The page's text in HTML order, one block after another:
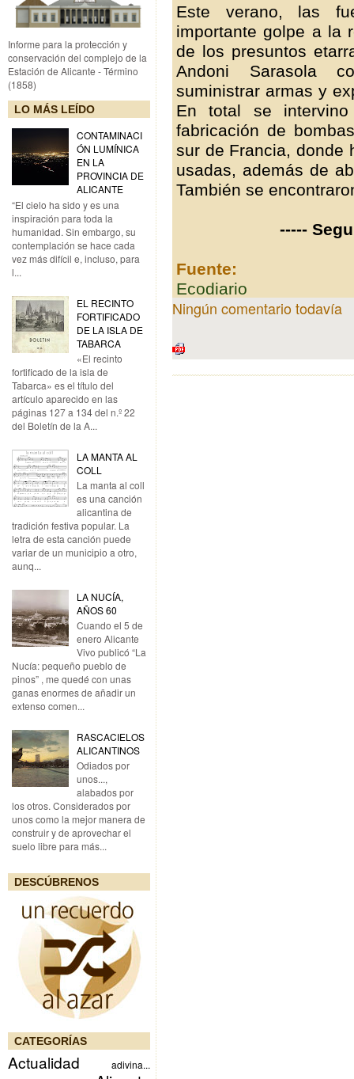
Informe para la protección y
conservación del complejo de la
Estación de Alicante - Término
(1858)
LO MÁS LEÍDO
CONTAMINACI
ÓN LUMÍNICA
EN LA
PROVINCIA DE
ALICANTE
“El cielo ha sido y es una
inspiración para toda la
humanidad. Sin embargo, su
contemplación se hace cada
vez más difícil e, incluso, para
l...
EL RECINTO
FORTIFICADO
DE LA ISLA DE
TABARCA
«El recinto
fortificado de la isla de
Tabarca» es el título del
artículo aparecido en las
páginas 127 a 134 del n.º 22
del Boletín de la A...
LA MANTA AL
COLL
La manta al coll
es una canción
alicantina de
tradición festiva popular. La
letra de esta canción puede
variar de un municipio a otro,
aunq...
LA NUCÍA,
AÑOS 60
Cuando el 5 de
enero Alicante
Vivo publicó “La
Nucía: pequeño pueblo de
pinos” , me quedé con unas
ganas enormes de añadir un
extenso comen...
RASCACIELOS
ALICANTINOS
Odiados por
unos...,
alabados por
los otros. Considerados por
unos como la mejor manera de
construir y de aprovechar el
suelo libre para más...
DESCÚBRENOS
CATEGORÍAS
Actualidad adivina...
Este verano, las
importante golpe a la
de los presuntos
Andoni Sarasola
suministrar armas y
En total se
fabricación de
sur de Francia, donde
usadas, además de
También se
-----
Fuente:
Ecodiario
Ningún comentario todavía